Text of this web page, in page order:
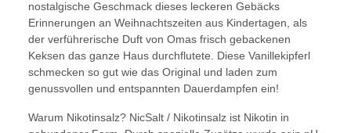
nostalgische Geschmack dieses leckeren Gebäcks
Erinnerungen an Weihnachtszeiten aus Kindertagen, als
der verführerische Duft von Omas frisch gebackenen
Keksen das ganze Haus durchflutete. Diese Vanillekipferl
schmecken so gut wie das Original und laden zum
genussvollen und entspannten Dauerdampfen ein!
Warum Nikotinsalz? NicSalt / Nikotinsalz ist Nikotin in